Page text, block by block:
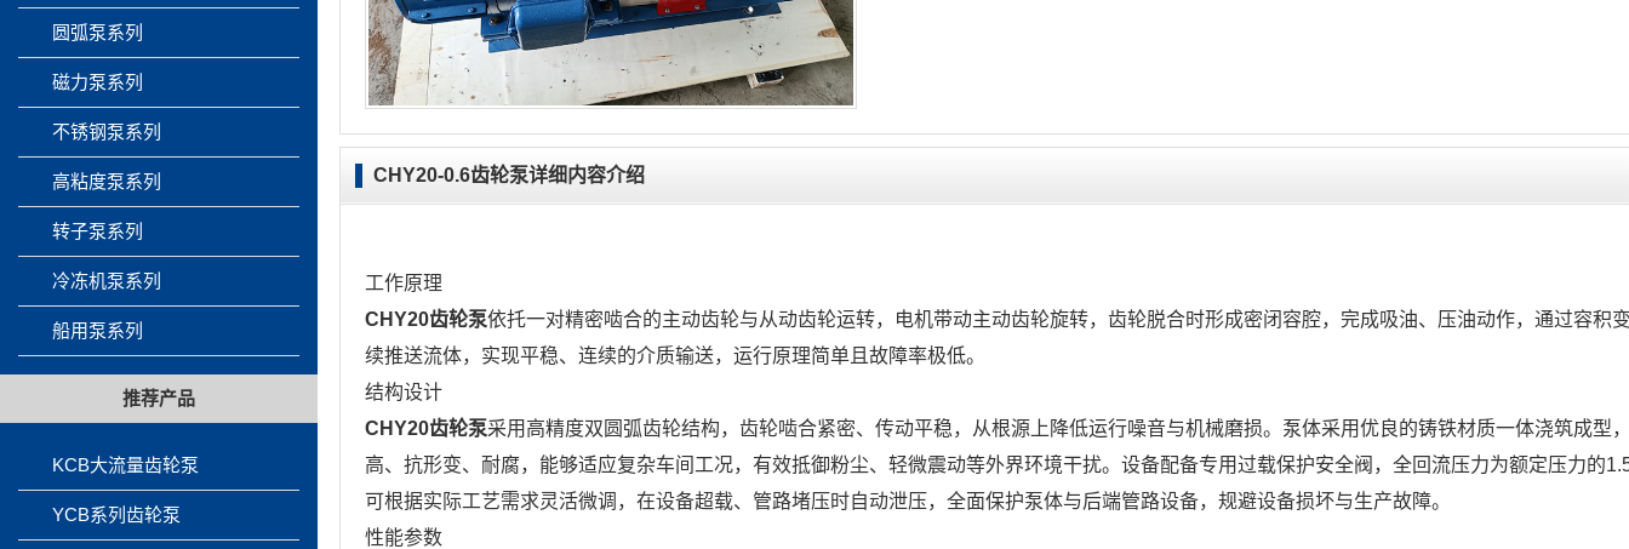
CHY20-0.6齿轮泵详细内容介绍
工作原理
CHY20齿轮泵依托一对精密啮合的主动齿轮与从动齿轮运转，电机带动主动齿轮旋转，齿轮脱合时形成密闭容腔，完成吸油、压油动作，通过容积
续推送流体，实现平稳、连续的介质输送，运行原理简单且故障率极低。
结构设计
CHY20齿轮泵采用高精度双圆弧齿轮结构，齿轮啮合紧密、传动平稳，从根源上降低运行噪音与机械磨损。泵体采用优良的铸铁材质一体浇筑成型
高、抗形变、耐腐，能够适应复杂车间工况，有效抵御粉尘、轻微震动等外界环境干扰。设备配备专用过载保护安全阀，全回流压力为额定压力的
可根据实际工艺需求灵活微调，在设备超载、管路堵压时自动泄压，全面保护泵体与后端管路设备，规避设备损坏与生产故障。
性能参数
圆弧泵系列
磁力泵系列
不锈钢泵系列
高粘度泵系列
转子泵系列
冷冻机泵系列
船用泵系列
推荐产品
KCB大流量齿轮泵
YCB系列齿轮泵